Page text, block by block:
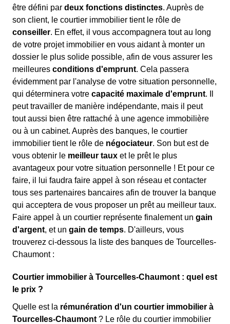
être défini par deux fonctions distinctes. Auprès de
son client, le courtier immobilier tient le rôle de
conseiller. En effet, il vous accompagnera tout au long
de votre projet immobilier en vous aidant à monter un
dossier le plus solide possible, afin de vous assurer les
meilleures conditions d'emprunt. Cela passera
évidemment par l'analyse de votre situation personnelle,
qui déterminera votre capacité maximale d'emprunt. Il
peut travailler de manière indépendante, mais il peut
tout aussi bien être rattaché à une agence immobilière
ou à un cabinet. Auprès des banques, le courtier
immobilier tient le rôle de négociateur. Son but est de
vous obtenir le meilleur taux et le prêt le plus
avantageux pour votre situation personnelle ! Et pour ce
faire, il lui faudra faire appel à son réseau et contacter
tous ses partenaires bancaires afin de trouver la banque
qui acceptera de vous proposer un prêt au meilleur taux.
Faire appel à un courtier représente finalement un gain
d'argent, et un gain de temps. D'ailleurs, vous
trouverez ci-dessous la liste des banques de Tourcelles-
Chaumont :
Courtier immobilier à Tourcelles-Chaumont : quel est
le prix ?
Quelle est la rémunération d'un courtier immobilier à
Tourcelles-Chaumont ? Le rôle du courtier immobilier